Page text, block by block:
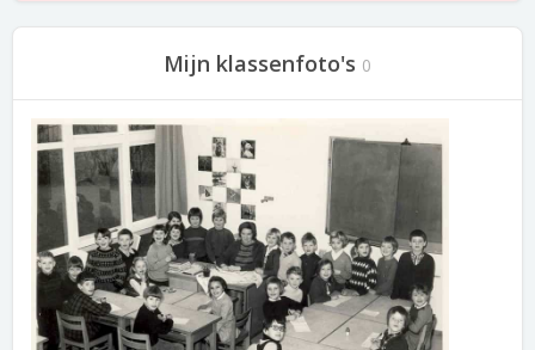
Mijn klassenfoto's 0